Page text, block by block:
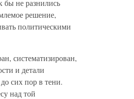
бы не разнились
решение,
политическими
систематизирован,
и детали
сих пор в тени.
над той